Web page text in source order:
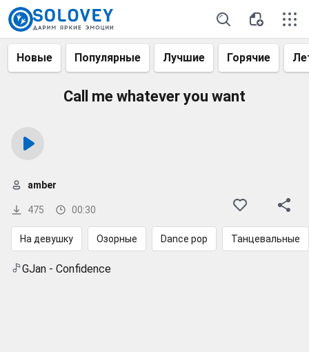
Новые Популярные Лучшие Горячие
Call me whatever you want
475 00:30
amber
На девушку Озорные Dance pop Танцевальные
GJan - Confidence